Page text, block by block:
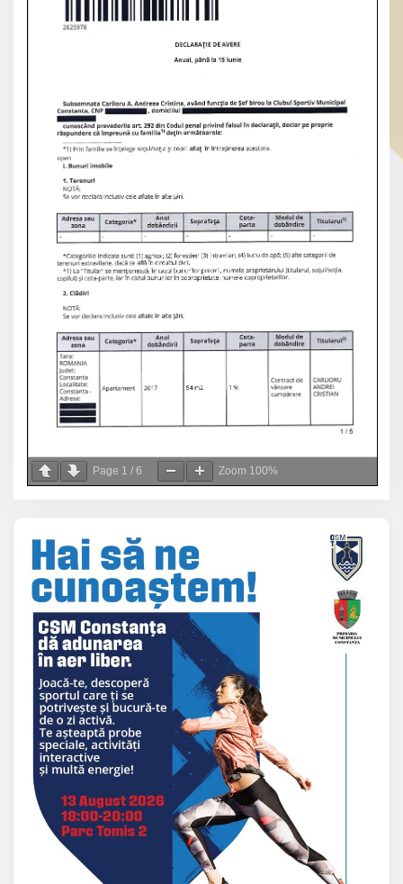
Page 1 / 6 Zoom 100%